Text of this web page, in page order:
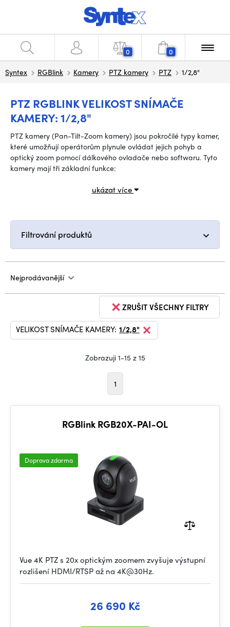
0 0
Syntex RGBlink Kamery PTZ kamery PTZ 1/2,8"
PTZ RGBLINK VELIKOST SNÍMAČE
KAMERY: 1/2,8"
PTZ kamery (Pan-Tilt-Zoom kamery) jsou pokročilé typy kamer,
které umožňují operátorům plynule ovládat jejich pohyb a
optický zoom pomocí dálkového ovladače nebo softwaru. Tyto
kamery mají tři základní funkce:
ukázat více
Filtrování produktů
Nejprodávanější
ZRUŠIT VŠECHNY FILTRY
VELIKOST SNÍMAČE KAMERY: 1/2,8"
Zobrazuji 1-15 z 15
1
RGBlink RGB20X-PAI-OL
Doprava zdarma
Vue 4K PTZ s 20x optickým zoomem zvyšuje výstupní
rozlišení HDMI/RTSP až na 4K@30Hz.
26 690 Kč